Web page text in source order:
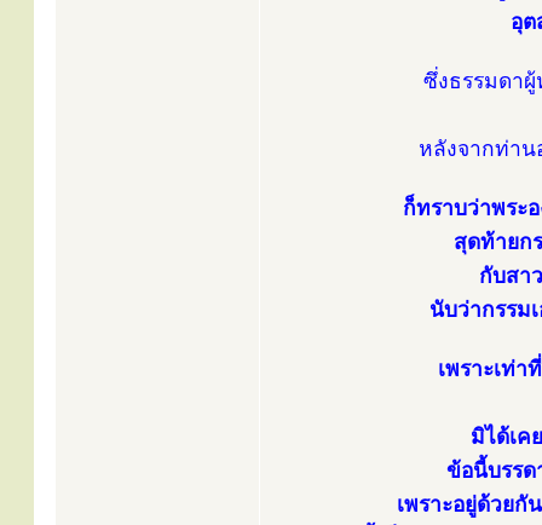
อุต
ซึ่งธรรมดา
หลังจากท่า
ก็ทราบว่าพระ
สุดท้ายก
กับสา
นับว่ากรรม
เพราะเท่
มิได้เค
ข้อนี้บรรด
เพราะอยู่ด้วย